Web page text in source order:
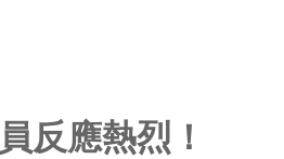
反應熱烈！